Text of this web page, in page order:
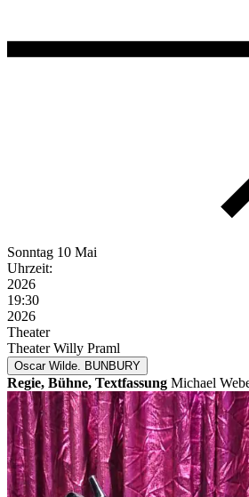
Sonntag 10 Mai
Uhrzeit:
2026
19:30
2026
Theater
Theater Willy Praml
Oscar Wilde. BUNBURY
Regie, Bühne, Textfassung Michael